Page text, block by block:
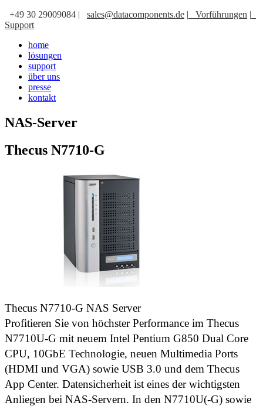
+49 30 29009084 | sales@datacomponents.de | Vorführungen |
Support
home
lösungen
support
über uns
presse
kontakt
NAS-Server
Thecus N7710-G
Thecus N7710-G NAS Server
Profitieren Sie von höchster Performance im Thecus
N7710U-G mit neuem Intel Pentium G850 Dual Core
CPU, 10GbE Technologie, neuen Multimedia Ports
(HDMI und VGA) sowie USB 3.0 und dem Thecus
App Center. Datensicherheit ist eines der wichtigsten
Anliegen bei NAS-Servern. In den N7710U(-G) sowie